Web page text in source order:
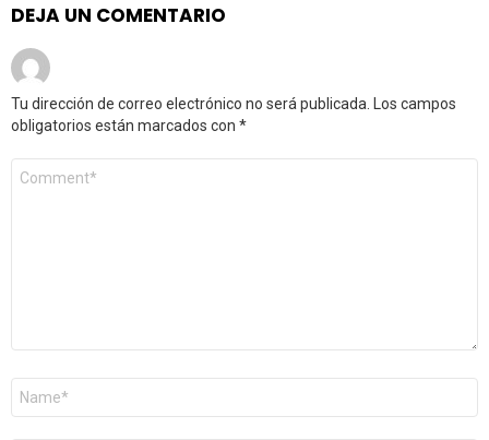
DEJA UN COMENTARIO
Tu dirección de correo electrónico no será publicada.
Los campos
obligatorios están marcados con *
Comentario
Nombre